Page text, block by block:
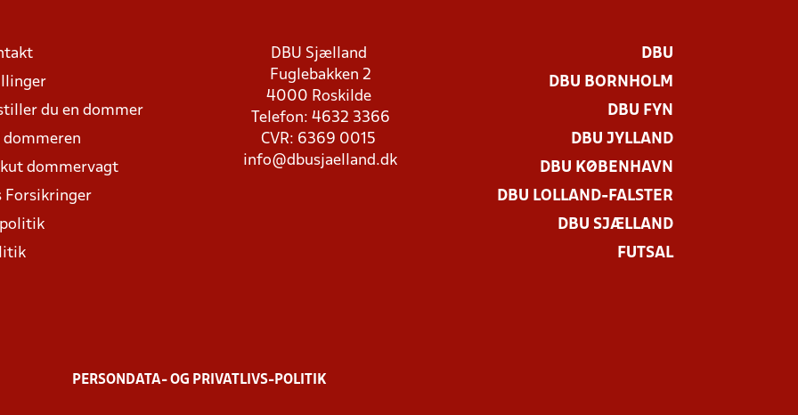
du en dommer
dommeren
dommervagt
Forsikringer
DBU Sjælland
Fuglebakken 2
4000 Roskilde
Telefon: 4632 3366
CVR: 6369 0015
info@dbusjaelland.dk
DBU
DBU BORNHOLM
DBU FYN
DBU JYLLAND
DBU KØBENHAVN
DBU LOLLAND-FALSTER
DBU SJÆLLAND
FUTSAL
PERSONDATA- OG PRIVATLIVS-POLITIK